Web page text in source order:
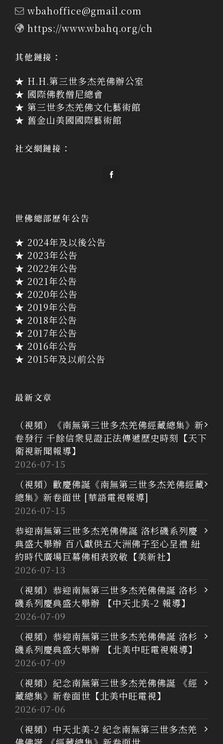
wbahoffice@gmail.com
https://www.wbahq.org/ch
其他鏈接：
★ H.H.第三世多杰羌佛辦公室
★ 國際佛教僧尼總會
★ 第三世多杰羌佛文化藝術館
★ 舊金山美國國際藝術館
社交網鏈接：
世佛總部歷年公告
★ 2024年及以後公告
★ 2023年公告
★ 2022年公告
★ 2021年公告
★ 2020年公告
★ 2019年公告
★ 2018年公告
★ 2017年公告
★ 2016年公告
★ 2015年及以前公告
最新文章
（視頻）《南無第三世多杰羌佛經藏總集》新
卷發行 千餘信衆見證正法傳遞歷史時刻【天下
衛視新聞報導】
2026-07-15
（視頻）歡慶佛誕《南無第三世多杰羌佛經藏
總集》新卷面世 [華語電視報導]
2026-07-15
恭迎南無第三世多杰羌佛佛誕 洛杉磯系列慶
典盛大舉辦 百八獻供五大洲佛子至心呈禮 紐
約時代廣場巨幕佛相表致敬【美新社】
2026-07-13
（視頻）恭迎南無第三世多杰羌佛佛誕 洛杉
磯系列慶典盛大舉辦 【中天北美-2 報導】
2026-07-09
（視頻）恭迎南無第三世多杰羌佛佛誕 洛杉
磯系列慶典盛大舉辦 【北美中旺電視報導】
2026-07-09
（視頻）紀念南無第三世多杰羌佛佛誕 《經
藏總集》新卷面世【北美中旺電視】
2026-07-06
（視頻）中天北美-2 紀念南無第三世多杰羌